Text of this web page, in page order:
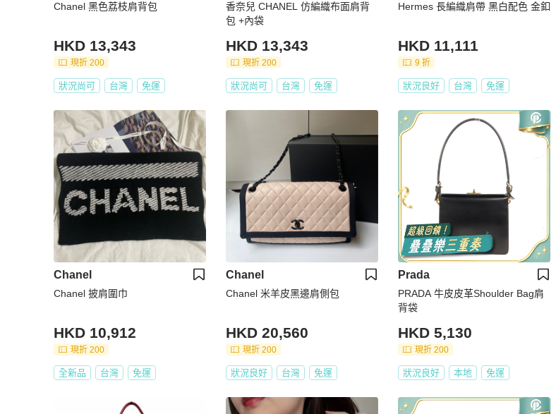
Chanel 黑色荔枝肩背包
HKD 13,343
現折 200
狀況尚可 台灣 免運
香奈兒 CHANEL 仿編織布面肩背
包 +內袋
HKD 13,343
現折 200
狀況尚可 台灣 免運
Hermes 長編織肩帶 黑白配色 金釦
HKD 11,111
9 折
狀況良好 台灣 免運
Chanel
Chanel 披肩圍巾
HKD 10,912
現折 200
全新品 台灣 免運
Chanel
Chanel 米羊皮黑邊肩側包
HKD 20,560
現折 200
狀況良好 台灣 免運
Prada
PRADA 牛皮皮革Shoulder Bag肩
背袋
HKD 5,130
現折 200
狀況良好 本地 免運